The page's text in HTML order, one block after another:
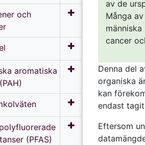
och
aromatiska
(PFAS)
av de
Många
cancer
Denna del
organiska
kan
endast
Eftersom